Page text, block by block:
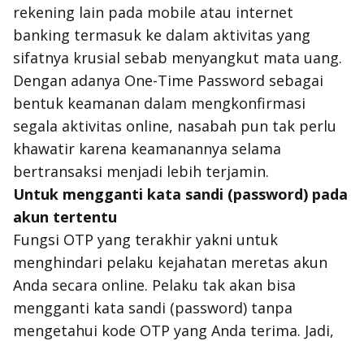
rekening lain pada mobile atau internet
banking termasuk ke dalam aktivitas yang
sifatnya krusial sebab menyangkut mata uang.
Dengan adanya One-Time Password sebagai
bentuk keamanan dalam mengkonfirmasi
segala aktivitas online, nasabah pun tak perlu
khawatir karena keamanannya selama
bertransaksi menjadi lebih terjamin.
Untuk mengganti kata sandi (password) pada
akun tertentu
Fungsi OTP yang terakhir yakni untuk
menghindari pelaku kejahatan meretas akun
Anda secara online. Pelaku tak akan bisa
mengganti kata sandi (password) tanpa
mengetahui kode OTP yang Anda terima. Jadi,